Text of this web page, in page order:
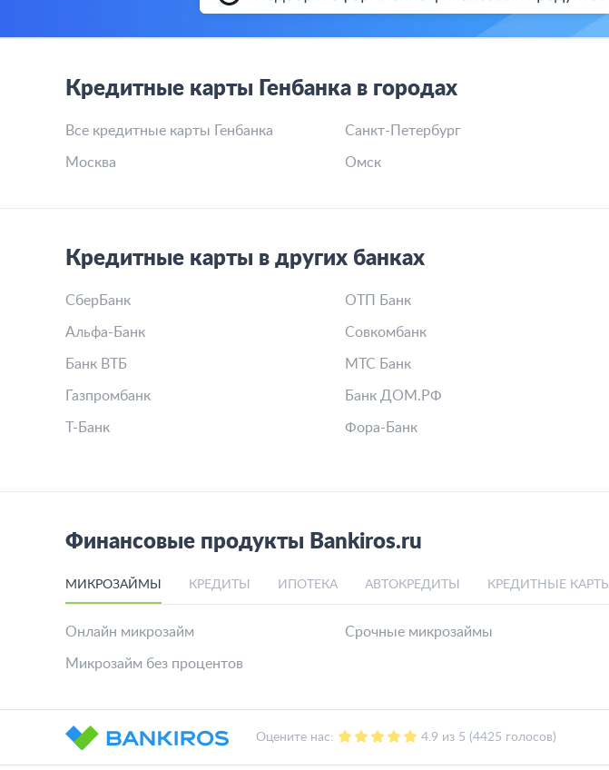
Кредитные карты Генбанка в городах
Все кредитные карты Генбанка
Москва
Санкт-Петербург
Омск
Кредитные карты в других банках
СберБанк
Альфа-Банк
Банк ВТБ
Газпромбанк
Т-Банк
ОТП Банк
Совкомбанк
МТС Банк
Банк ДОМ.РФ
Фора-Банк
Финансовые продукты Bankiros.ru
МИКРОЗАЙМЫ КРЕДИТЫ ИПОТЕКА АВТОКРЕДИТЫ КРЕДИТНЫЕ КАРТЫ
Онлайн микрозайм
Микрозайм без процентов
Срочные микрозаймы
Оцените нас: 4.9 из 5 (4425 голосов)